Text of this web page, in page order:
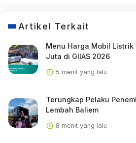
Artikel Terkait
Menu Harga Mobil Listrik
Juta di GIIAS 2026
5 menit yang lalu
Terungkap Pelaku
Lembah Baliem
8 menit yang lalu